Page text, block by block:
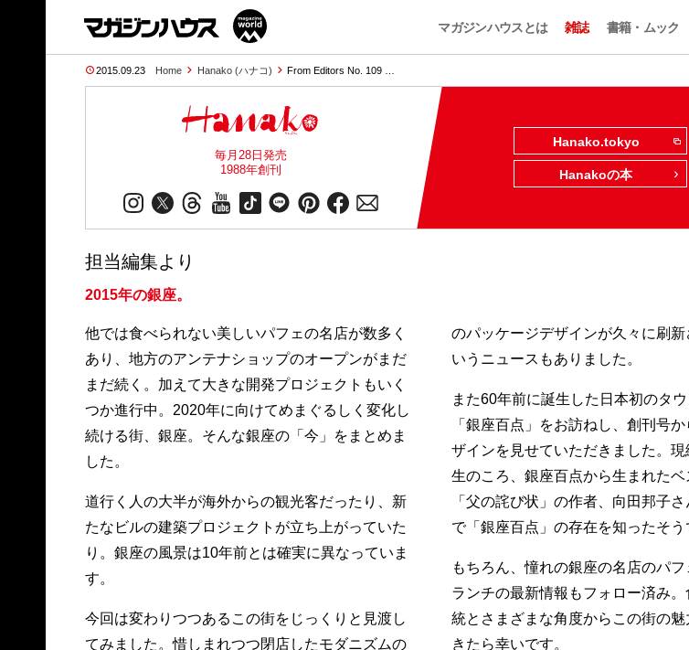
マガジンハウスとは 雑誌 書籍・ムック
2015.09.23 Home Hanako (ハナコ) From Editors No. 109 …
毎月28日発売
1988年創刊
Hanako.tokyo
Hanakoの本
担当編集より
2015年の銀座。
他では食べられない美しいパフェの名店が数多く
あり、地方のアンテナショップのオープンがまだ
まだ続く。加えて大きな開発プロジェクトもいく
つか進行中。2020年に向けてめまぐるしく変化し
続ける街、銀座。そんな銀座の「今」をまとめま
した。
道行く人の大半が海外からの観光客だったり、新
たなビルの建築プロジェクトが立ち上がっていた
り。銀座の風景は10年前とは確実に異なっていま
す。
今回は変わりつつあるこの街をじっくりと見渡し
てみました。惜しまれつつ閉店したモダニズムの
のパッケージデザインが久々に刷新
いうニュースもありました。
また60年前に誕生した日本初のタ
「銀座百点」をお訪ねし、創刊号
ザインを見せていただきました。
生のころ、銀座百点から生まれたベ
「父の詫び状」の作者、向田邦子
で「銀座百点」の存在を知ったそう
もちろん、憧れの銀座の名店のパ
ランチの最新情報もフォロー済み
統とさまざまな角度からこの街の
きたら幸いです。